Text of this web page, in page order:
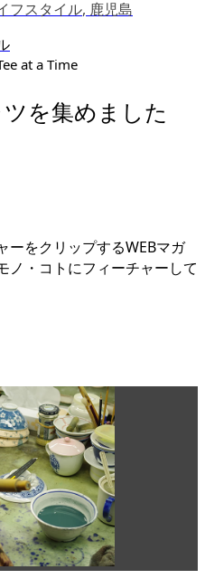
フスタイル, 鹿児島
at a Time
を集めました
ーをクリップするWEBマガ
ノ・コトにフィーチャーして